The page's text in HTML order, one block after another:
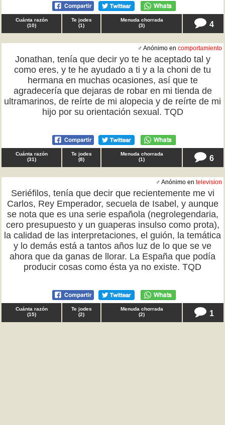
Cuánta razón
(10)
Te jodes
(1)
Menuda chorrada
(3) 4
♂ Anónimo en comportamiento
Jonathan, tenía que decir yo te he aceptado tal y
como eres, y te he ayudado a ti y a la choni de tu
hermana en muchas ocasiones, así que te
agradecería que dejaras de robar en mi tienda de
ultramarinos, de reírte de mi alopecia y de reírte de mi
hijo por su orientación sexual. TQD
Cuánta razón
(31)
Te jodes
(8)
Menuda chorrada
(1) 6
♂ Anónimo en television
Seriéfilos, tenía que decir que recientemente me vi
Carlos, Rey Emperador, secuela de Isabel, y aunque
se nota que es una serie española (negrolegendaria,
cero presupuesto y un guaperas insulso como prota),
la calidad de las interpretaciones, el guión, la temática
y lo demás está a tantos años luz de lo que se ve
ahora que da ganas de llorar. La España que podía
producir cosas como ésta ya no existe. TQD
Cuánta razón
(15)
Te jodes
(2)
Menuda chorrada
(2) 1